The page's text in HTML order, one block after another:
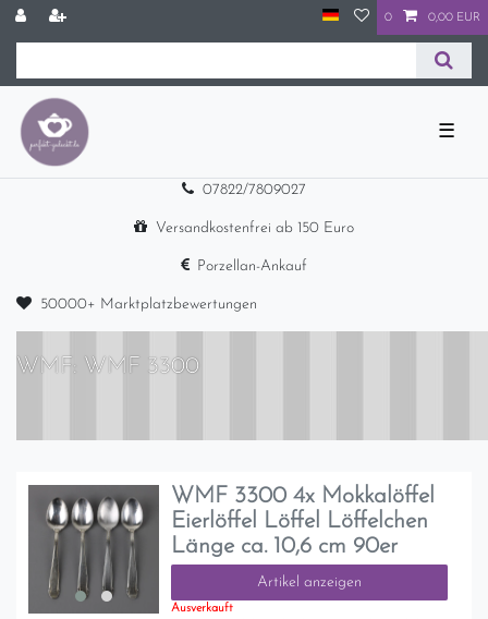
0 0,00 EUR
☰
07822/7809027
Versandkostenfrei ab 150 Euro
Porzellan-Ankauf
50000+ Marktplatzbewertungen
WMF: WMF 3300
WMF 3300 4x Mokkalöffel
Eierlöffel Löffel Löffelchen
Länge ca. 10,6 cm 90er
Artikel anzeigen
Ausverkauft